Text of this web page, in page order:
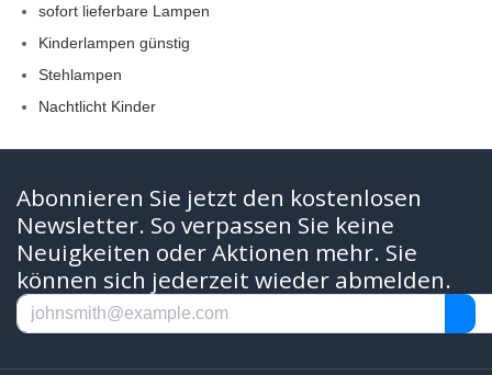
sofort lieferbare Lampen
Kinderlampen günstig
Stehlampen
Nachtlicht Kinder
Abonnieren Sie jetzt den kostenlosen
Newsletter. So verpassen Sie keine
Neuigkeiten oder Aktionen mehr. Sie
können sich jederzeit wieder abmelden.